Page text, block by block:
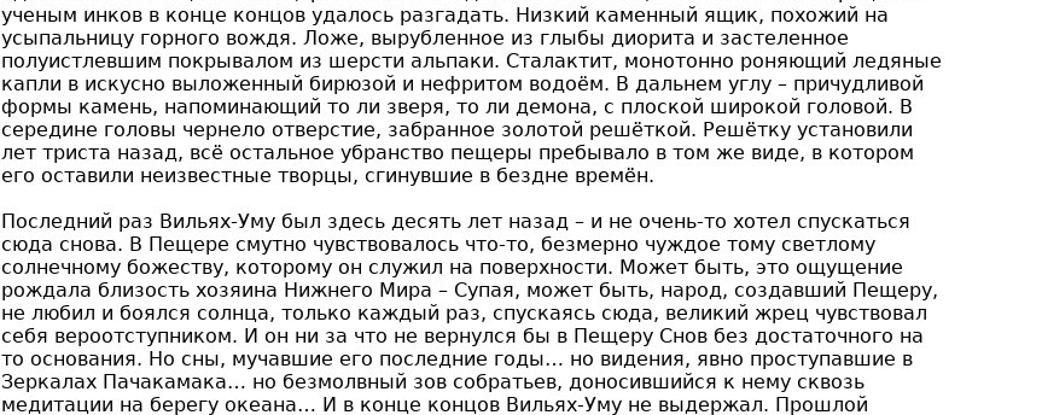
ученым инков в конце концов удалось разгадать. Низкий каменный ящик, похожий на
усыпальницу горного вождя. Ложе, вырубленное из глыбы диорита и застеленное
полуистлевшим покрывалом из шерсти альпаки. Сталактит, монотонно роняющий ледяные
капли в искусно выложенный бирюзой и нефритом водоём. В дальнем углу – причудливой
формы камень, напоминающий то ли зверя, то ли демона, с плоской широкой головой. В
середине головы чернело отверстие, забранное золотой решёткой. Решётку установили
лет триста назад, всё остальное убранство пещеры пребывало в том же виде, в котором
его оставили неизвестные творцы, сгинувшие в бездне времён.
Последний раз Вильях-Уму был здесь десять лет назад – и не очень-то хотел спускаться
сюда снова. В Пещере смутно чувствовалось что-то, безмерно чуждое тому светлому
солнечному божеству, которому он служил на поверхности. Может быть, это ощущение
рождала близость хозяина Нижнего Мира – Супая, может быть, народ, создавший Пещеру,
не любил и боялся солнца, только каждый раз, спускаясь сюда, великий жрец чувствовал
себя вероотступником. И он ни за что не вернулся бы в Пещеру Снов без достаточного на
то основания. Но сны, мучавшие его последние годы… но видения, явно проступавшие в
Зеркалах Пачакамака… но безмолвный зов собратьев, доносившийся к нему сквозь
медитации на берегу океана… И в конце концов Вильях-Уму не выдержал. Прошлой